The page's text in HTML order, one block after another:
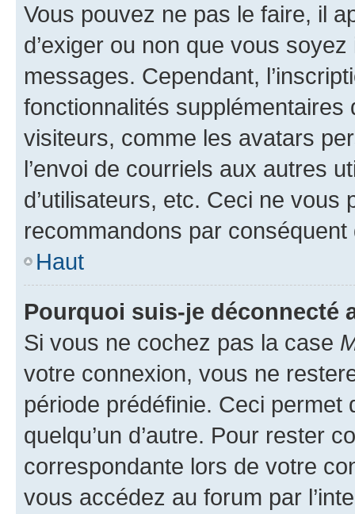
Vous pouvez ne pas le faire, il
d’exiger ou non que vous
messages. Cependant,
fonctionnalités
visiteurs, comme les avatars
l’envoi de courriels aux autres
d’utilisateurs, etc. Ceci ne vous
recommandons par conséquent
Haut
Pourquoi suis-je déconnecté
Si vous ne cochez pas la case
votre connexion, vous ne
période prédéfinie. Ceci permet
quelqu’un d’autre. Pour rester
correspondante lors de votre
vous accédez au forum par